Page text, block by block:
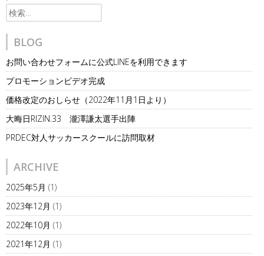
検
索:
BLOG
お問い合わせフォームに公式LINEを利用できます
プロモーションビデオ完成
価格改定のおしらせ（2022年11月1日より）
大晦日RIZIN.33 瀧澤謙太選手出陣
PRDEC対人サッカースクールに訪問取材
ARCHIVE
2025年5月 (1)
2023年12月 (1)
2022年10月 (1)
2021年12月 (1)